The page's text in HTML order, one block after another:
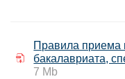
Правила приема
бакалавриата,
7 Mb